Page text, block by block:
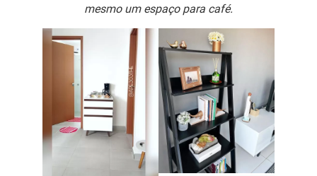
mesmo um espaço para café.